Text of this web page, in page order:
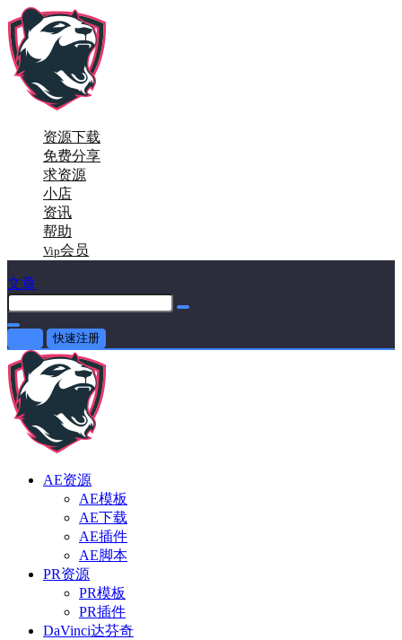
资源下载
免费分享
求资源
小店
资讯
帮助
Vip会员
文章
快速注册
AE资源
AE模板
AE下载
AE插件
AE脚本
PR资源
PR模板
PR插件
DaVinci达芬奇